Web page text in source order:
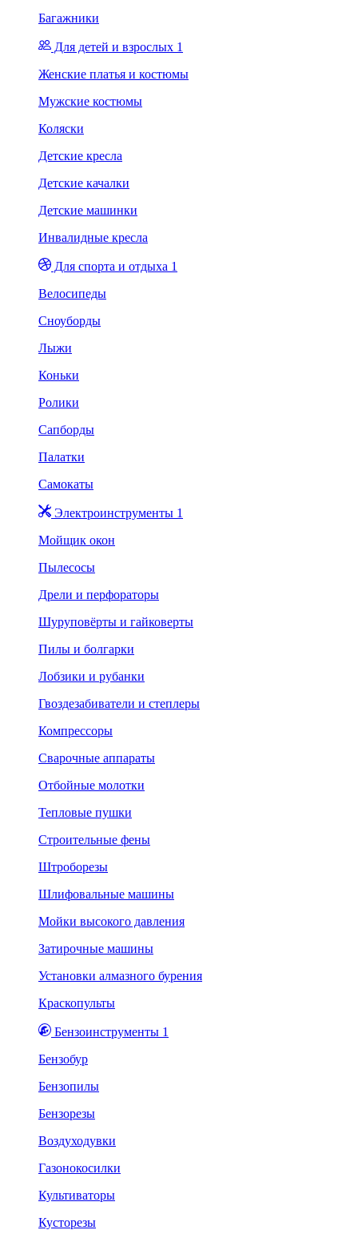
Багажники
Для детей и взрослых 1
Женские платья и костюмы
Мужские костюмы
Коляски
Детские кресла
Детские качалки
Детские машинки
Инвалидные кресла
Для спорта и отдыха 1
Велосипеды
Сноуборды
Лыжи
Коньки
Ролики
Сапборды
Палатки
Самокаты
Электроинструменты 1
Мойщик окон
Пылесосы
Дрели и перфораторы
Шуруповёрты и гайковерты
Пилы и болгарки
Лобзики и рубанки
Гвоздезабиватели и степлеры
Компрессоры
Сварочные аппараты
Отбойные молотки
Тепловые пушки
Строительные фены
Штроборезы
Шлифовальные машины
Мойки высокого давления
Затирочные машины
Установки алмазного бурения
Краскопульты
Бензоинструменты 1
Бензобур
Бензопилы
Бензорезы
Воздуходувки
Газонокосилки
Культиваторы
Кусторезы